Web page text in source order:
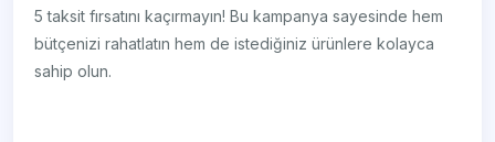
5 taksit fırsatını kaçırmayın! Bu kampanya sayesinde hem
bütçenizi rahatlatın hem de istediğiniz ürünlere kolayca
sahip olun.